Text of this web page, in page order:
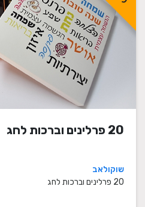
20 פרלינים וברכות לחג
שוקולאב
20 פרלינים וברכות לחג